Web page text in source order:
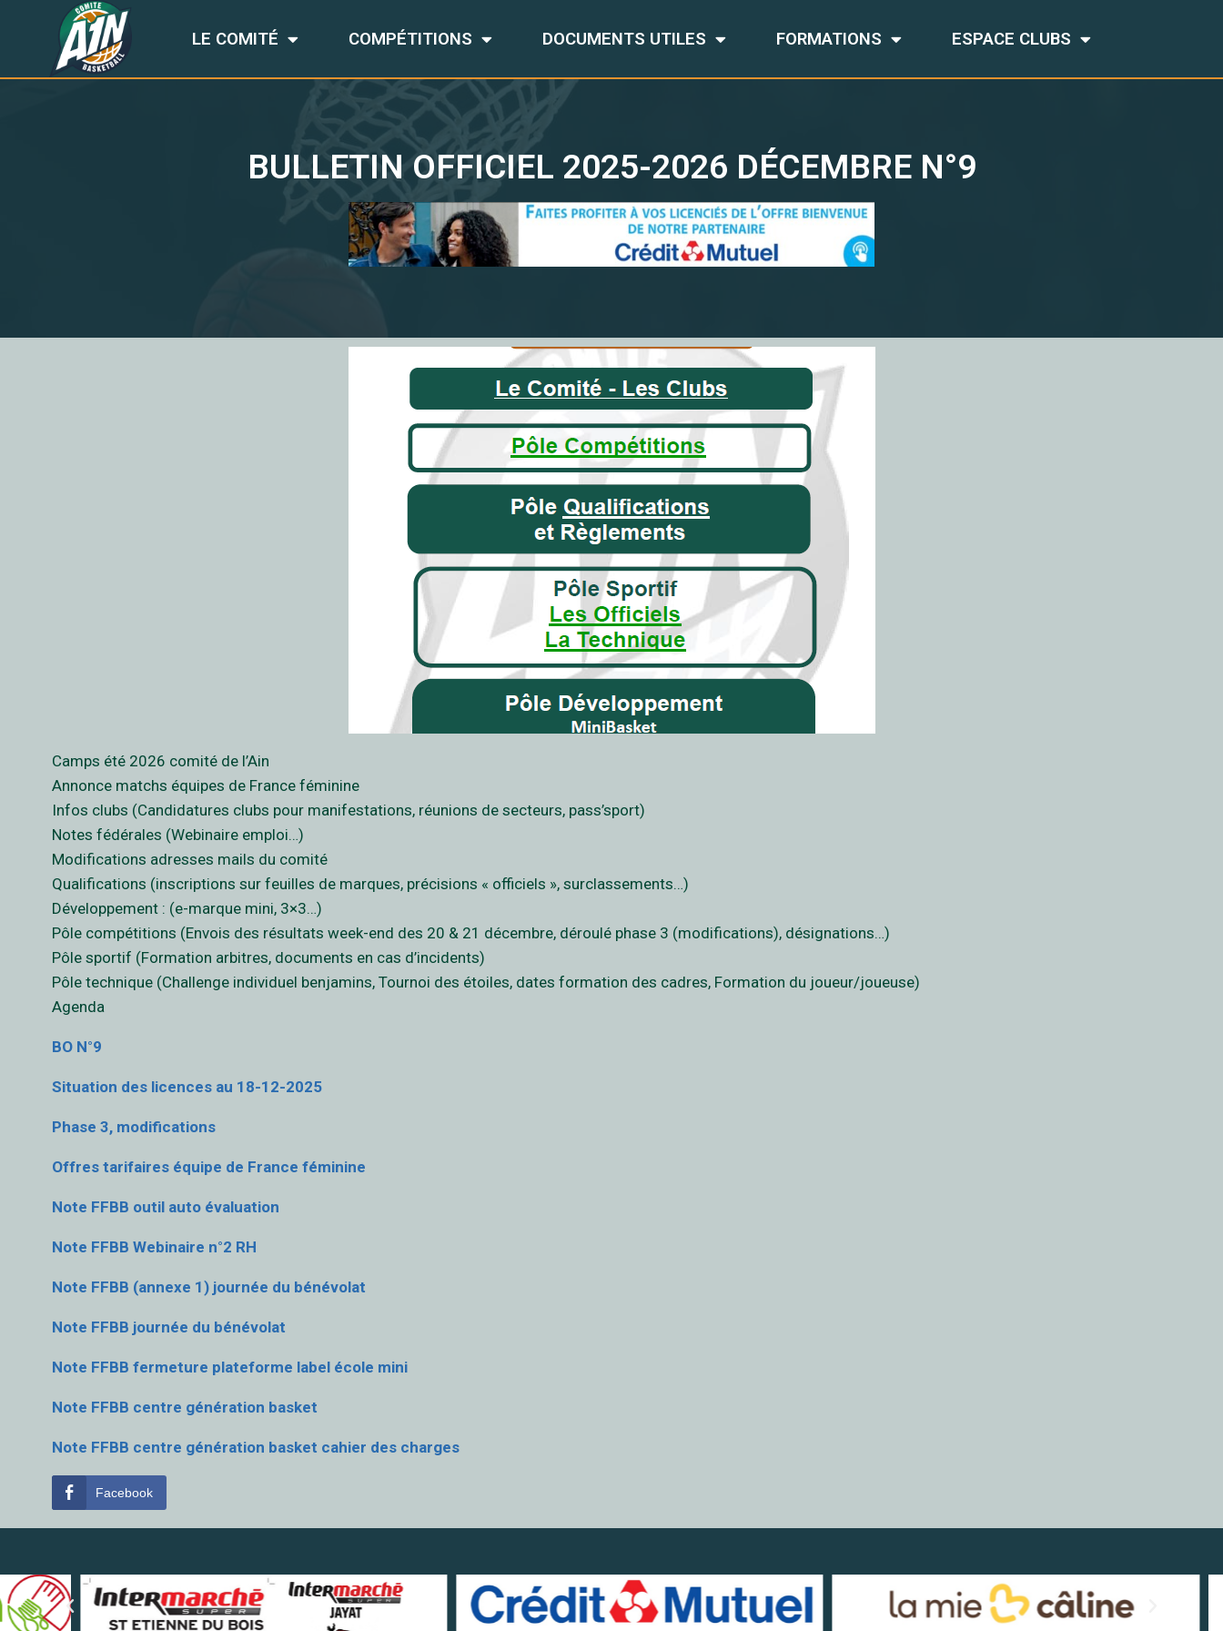
LE COMITÉ COMPÉTITIONS DOCUMENTS UTILES FORMATIONS ESPACE CLUBS
BULLETIN OFFICIEL 2025-2026 DÉCEMBRE N°9
Camps été 2026 comité de l’Ain
Annonce matchs équipes de France féminine
Infos clubs (Candidatures clubs pour manifestations, réunions de secteurs, pass’sport)
Notes fédérales (Webinaire emploi…)
Modifications adresses mails du comité
Qualifications (inscriptions sur feuilles de marques, précisions « officiels », surclassements…)
Développement : (e-marque mini, 3×3…)
Pôle compétitions (Envois des résultats week-end des 20 & 21 décembre, déroulé phase 3 (modifications), désignations…)
Pôle sportif (Formation arbitres, documents en cas d’incidents)
Pôle technique (Challenge individuel benjamins, Tournoi des étoiles, dates formation des cadres, Formation du joueur/joueuse)
Agenda
BO N°9
Situation des licences au 18-12-2025
Phase 3, modifications
Offres tarifaires équipe de France féminine
Note FFBB outil auto évaluation
Note FFBB Webinaire n°2 RH
Note FFBB (annexe 1) journée du bénévolat
Note FFBB journée du bénévolat
Note FFBB fermeture plateforme label école mini
Note FFBB centre génération basket
Note FFBB centre génération basket cahier des charges
Facebook